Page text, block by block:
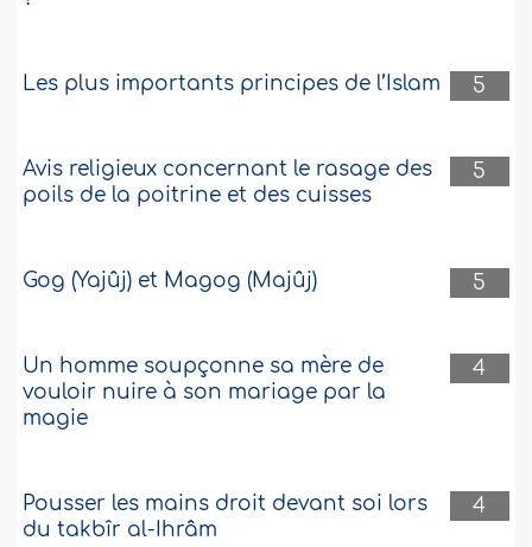
5
Les plus importants principes de l’Islam
5
Avis religieux concernant le rasage des
poils de la poitrine et des cuisses
5
Gog (Yajûj) et Magog (Majûj)
4
Un homme soupçonne sa mère de
vouloir nuire à son mariage par la
magie
4
Pousser les mains droit devant soi lors
du takbîr al-Ihrâm